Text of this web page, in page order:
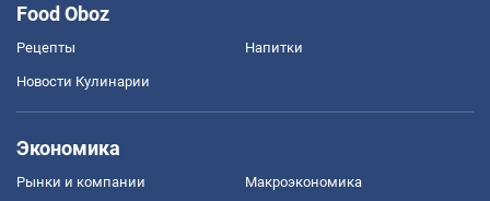
Food Oboz
Рецепты Напитки
Новости Кулинарии
Экономика
Рынки и компании Mакроэкономика